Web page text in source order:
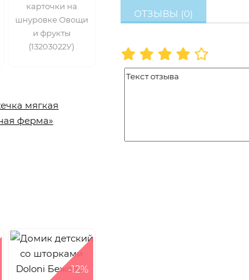
карточки на
шнуровке Овощи
и фрукты
(13203022У)
-12%
ОТЗЫВЫ (0)